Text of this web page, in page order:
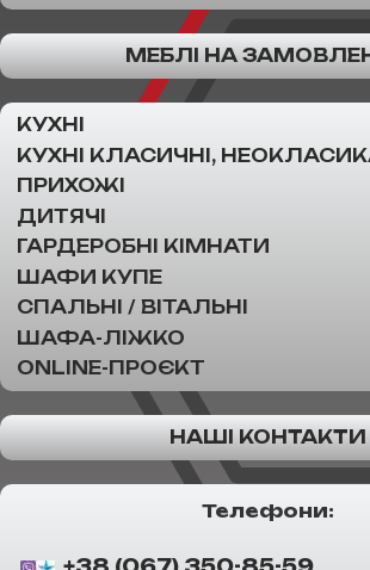
МЕБЛІ НА
КУХНІ
КУХНІ КЛАСИЧНІ,
ПРИХОЖІ
ДИТЯЧІ
ГАРДЕРОБНІ КІМНАТИ
ШАФИ КУПЕ
СПАЛЬНІ / ВІТАЛЬНІ
ШАФА-ЛІЖКО
ONLINE-ПРОЄКТ
НАШІ КОНТАКТИ
Телефони: